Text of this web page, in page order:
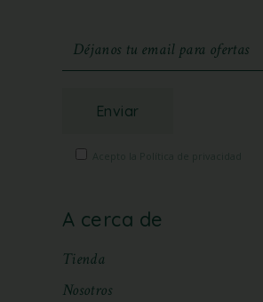
Enviar
A cerca de
Tienda
Nosotros